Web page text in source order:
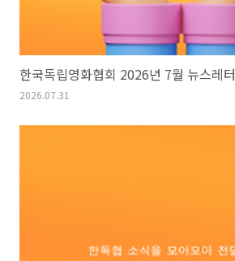
한국독립영화협회 2026년 7월 뉴스레터
2026.07.31